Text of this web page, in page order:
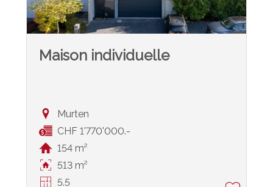
Maison individuelle
Murten
CHF 1'770'000.-
154 m²
513 m²
5.5